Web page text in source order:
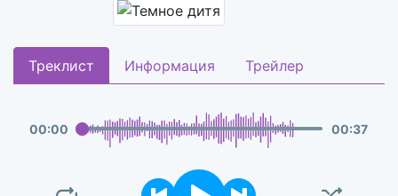
Треклист Информация Трейлер
00:00 00:37